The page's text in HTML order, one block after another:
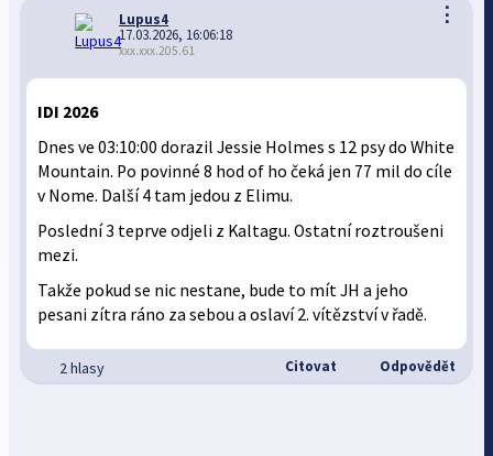
⋮
Lupus4
17.03.2026, 16:06:18
xxx.xxx.205.61
IDI 2026
Dnes ve 03:10:00 dorazil Jessie Holmes s 12 psy do White
Mountain. Po povinné 8 hod of ho čeká jen 77 mil do cíle
v Nome. Další 4 tam jedou z Elimu.
Poslední 3 teprve odjeli z Kaltagu. Ostatní roztroušeni
mezi.
Takže pokud se nic nestane, bude to mít JH a jeho
pesani zítra ráno za sebou a oslaví 2. vítězství v řadě.
2 hlasy Citovat Odpovědět